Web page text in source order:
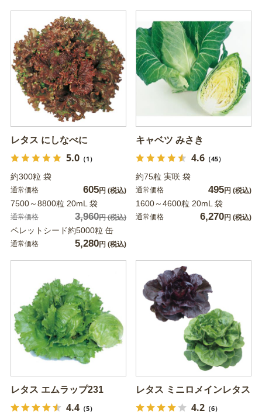
レタス にしなべに
5.0（1）
約300粒 袋
通常価格 605円 (税込)
7500～8800粒 20mL 袋
通常価格 3,960円(税込)
ペレットシード約5000粒 缶
通常価格 5,280円 (税込)
キャベツ みさき
4.6（45）
約75粒 実咲 袋
通常価格 495円 (税込)
1600～4600粒 20mL 袋
通常価格 6,270円 (税込)
レタス エムラップ231
4.4（5）
レタス ミニロメインレタス
4.2（6）